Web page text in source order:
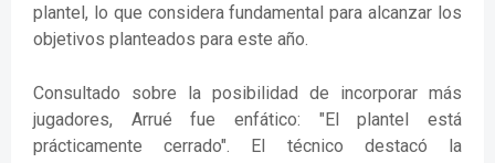
plantel, lo que considera fundamental para alcanzar los
objetivos planteados para este año.
Consultado sobre la posibilidad de incorporar más
jugadores, Arrué fue enfático: "El plantel está
prácticamente cerrado". El técnico destacó la